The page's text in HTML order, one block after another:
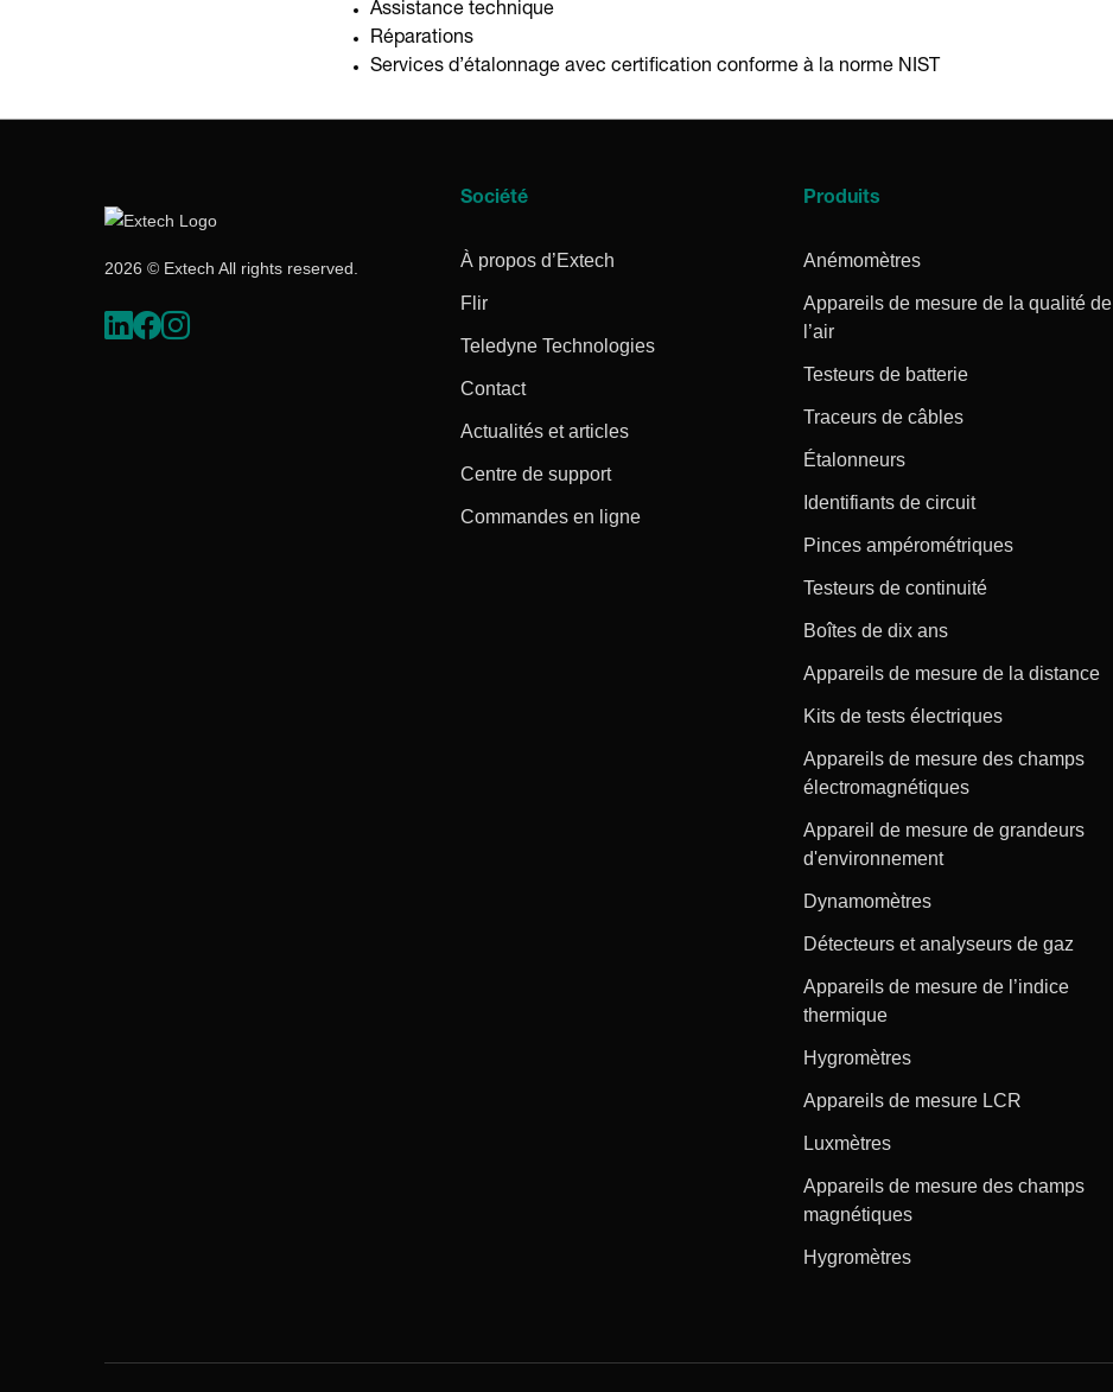
Assistance technique
Réparations
Services d’étalonnage avec certification conforme à la norme NIST
2026 © Extech All rights reserved.
Société
À propos d’Extech
Flir
Teledyne Technologies
Contact
Actualités et articles
Centre de support
Commandes en ligne
Produits
Anémomètres
Appareils de mesure de la qualité de
l’air
Testeurs de batterie
Traceurs de câbles
Étalonneurs
Identifiants de circuit
Pinces ampérométriques
Testeurs de continuité
Boîtes de dix ans
Appareils de mesure de la distance
Kits de tests électriques
Appareils de mesure des champs
électromagnétiques
Appareil de mesure de grandeurs
d'environnement
Dynamomètres
Détecteurs et analyseurs de gaz
Appareils de mesure de l’indice
thermique
Hygromètres
Appareils de mesure LCR
Luxmètres
Appareils de mesure des champs
magnétiques
Hygromètres